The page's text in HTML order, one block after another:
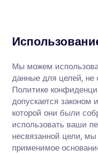
Мы можем
данные для целей,
Политике
допускается
которой они были
использовать ваши
несвязанной цели,
применимое